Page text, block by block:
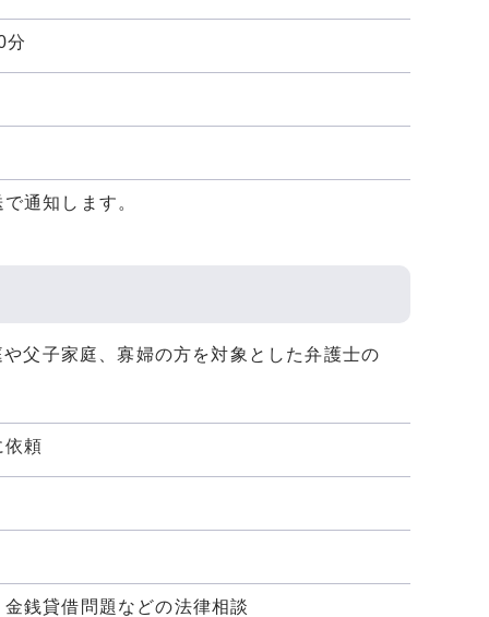
分
通知します。
父子家庭、寡婦の方を対象とした弁護士の
依頼
銭貸借問題などの法律相談